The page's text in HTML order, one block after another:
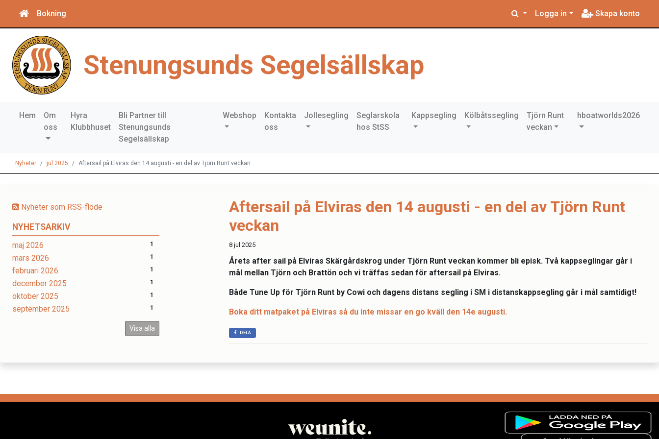
Bokning Logga in Skapa konto
Stenungsunds Segelsällskap
Hem
Om
oss
Hyra
Klubbhuset
Bli Partner till
Stenungsunds
Segelsällskap
Webshop
Kontakta
oss
Jollesegling
Seglarskola
hos StSS
Kappsegling Kölbåtssegling
Tjörn Runt
veckan
hboatworlds2026
Nyheter jul 2025 Aftersail på Elviras den 14 augusti - en del av Tjörn Runt veckan
Nyheter som RSS-flöde
NYHETSARKIV
maj 2026 1
mars 2026 1
februari 2026 1
december 2025 1
oktober 2025 1
september 2025 1
Visa alla
Aftersail på Elviras den 14 augusti - en del av Tjörn Runt
veckan
8 jul 2025
Årets after sail på Elviras Skärgårdskrog under Tjörn Runt veckan kommer bli episk. Två kappseglingar går i
mål mellan Tjörn och Brattön och vi träffas sedan för aftersail på Elviras.
Både Tune Up för Tjörn Runt by Cowi och dagens distans segling i SM i distanskappsegling går i mål samtidigt!
Boka ditt matpaket på Elviras så du inte missar en go kväll den 14e augusti.
DELA